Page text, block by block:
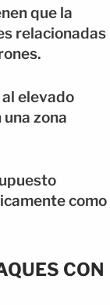
que la
relacionadas
elevado
zona
como
CON